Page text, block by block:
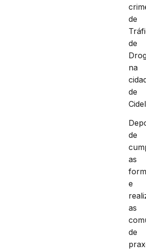
de
de
na
de
de
as
e
as
de